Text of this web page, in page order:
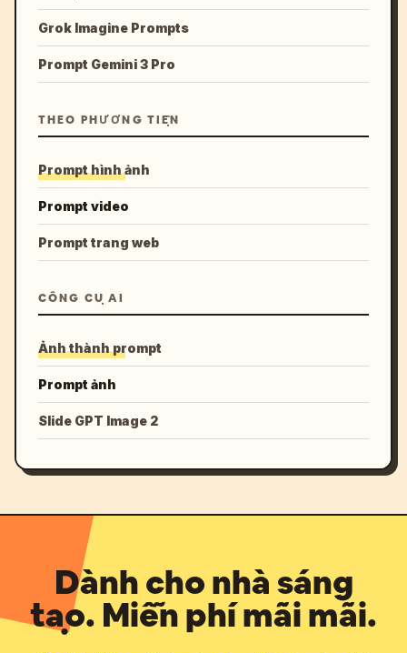
Grok Imagine Prompts
Prompt Gemini 3 Pro
THEO PHƯƠNG TIỆN
Prompt hình ảnh
Prompt video
Prompt trang web
CÔNG CỤ AI
Ảnh thành prompt
Prompt ảnh
Slide GPT Image 2
Dành cho nhà sáng
tạo. Miễn phí mãi mãi.